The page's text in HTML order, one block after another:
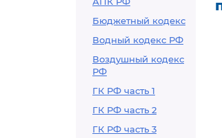
Бюджетный кодекс
Водный кодекс РФ
Воздушный кодекс
РФ
ГК РФ часть 1
ГК РФ часть 2
ГК РФ часть 3